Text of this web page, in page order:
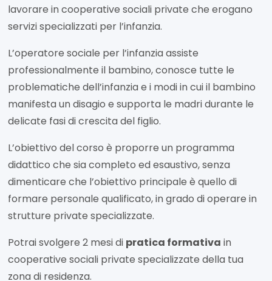
lavorare in cooperative sociali private che erogano
servizi specializzati per l’infanzia.
L’operatore sociale per l’infanzia assiste
professionalmente il bambino, conosce tutte le
problematiche dell’infanzia e i modi in cui il bambino
manifesta un disagio e supporta le madri durante le
delicate fasi di crescita del figlio.
L’obiettivo del corso è proporre un programma
didattico che sia completo ed esaustivo, senza
dimenticare che l’obiettivo principale è quello di
formare personale qualificato, in grado di operare in
strutture private specializzate.
Potrai svolgere 2 mesi di pratica formativa in
cooperative sociali private specializzate della tua
zona di residenza.